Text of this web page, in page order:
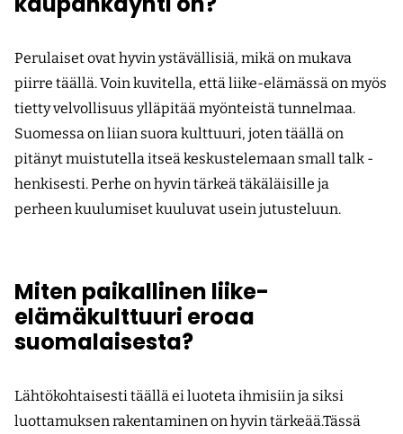
Perulaiset ovat hyvin ystävällisiä, mikä on mukava
piirre täällä. Voin kuvitella, että liike-elämässä on myös
tietty velvollisuus ylläpitää myönteistä tunnelmaa.
Suomessa on liian suora kulttuuri, joten täällä on
pitänyt muistutella itseä keskustelemaan small talk -
henkisesti. Perhe on hyvin tärkeä täkäläisille ja
perheen kuulumiset kuuluvat usein jutusteluun.
Miten paikallinen liike-
elämäkulttuuri eroaa
suomalaisesta?
Lähtökohtaisesti täällä ei luoteta ihmisiin ja siksi
luottamuksen rakentaminen on hyvin tärkeää.Tässä